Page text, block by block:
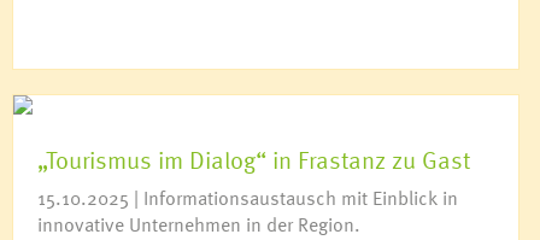
„Tourismus im Dialog“ in Frastanz zu Gast
15.10.2025 | Informationsaustausch mit Einblick in
innovative Unternehmen in der Region.